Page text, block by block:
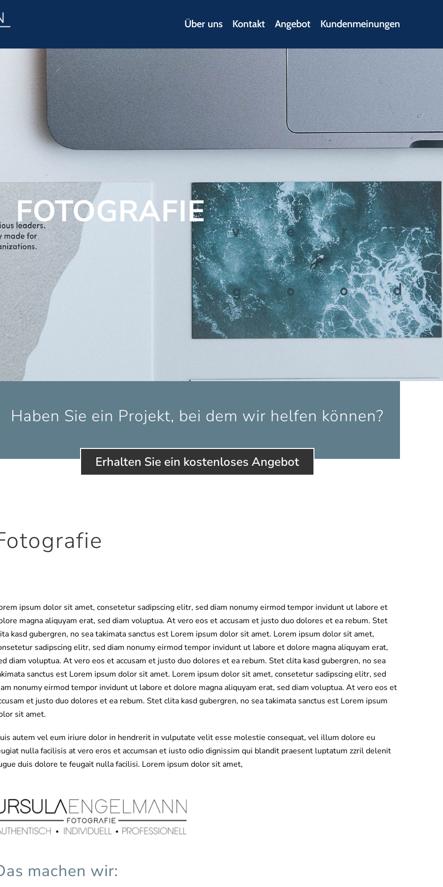
Über uns Kontakt Angebot Kundenmeinungen
FOTOGRAFIE
Haben Sie ein Projekt, bei dem wir helfen können?
Erhalten Sie ein kostenloses Angebot
ipsum dolor sit amet, consetetur sadipscing elitr, sed diam nonumy eirmod tempor invidunt ut labore et
magna aliquyam erat, sed diam voluptua. At vero eos et accusam et justo duo dolores et ea rebum. Stet
kasd gubergren, no sea takimata sanctus est Lorem ipsum dolor sit amet. Lorem ipsum dolor sit amet,
sadipscing elitr, sed diam nonumy eirmod tempor invidunt ut labore et dolore magna aliquyam erat,
diam voluptua. At vero eos et accusam et justo duo dolores et ea rebum. Stet clita kasd gubergren, no sea
sanctus est Lorem ipsum dolor sit amet. Lorem ipsum dolor sit amet, consetetur sadipscing elitr, sed
nonumy eirmod tempor invidunt ut labore et dolore magna aliquyam erat, sed diam voluptua. At vero eos et
et justo duo dolores et ea rebum. Stet clita kasd gubergren, no sea takimata sanctus est Lorem ipsum
sit amet.
autem vel eum iriure dolor in hendrerit in vulputate velit esse molestie consequat, vel illum dolore eu
nulla facilisis at vero eros et accumsan et iusto odio dignissim qui blandit praesent luptatum zzril delenit
duis dolore te feugait nulla facilisi. Lorem ipsum dolor sit amet,
machen wir: